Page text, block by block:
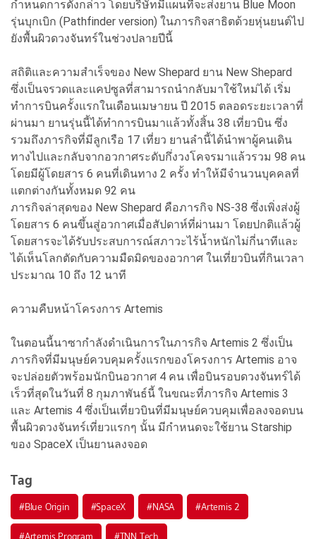
กำหนดการดังกล่าว โดยบริษัทมีแผนที่จะส่งยาน Blue Moon
รุ่นบุกเบิก (Pathfinder version) ในภารกิจสาธิตด้วยหุ่นยนต์ไป
ยังพื้นผิวดวงจันทร์ในช่วงปลายปีนี้
สถิติและความสำเร็จของ New Shepard ยาน New Shepard
ซึ่งเป็นจรวดและแคปซูลที่สามารถนำกลับมาใช้ใหม่ได้ เริ่ม
ทำการบินครั้งแรกในเดือนเมษายน ปี 2015 ตลอดระยะเวลาที่
ผ่านมา ยานรุ่นนี้ได้ทำการบินมาแล้วทั้งสิ้น 38 เที่ยวบิน ซึ่ง
รวมถึงภารกิจที่มีลูกเรือ 17 เที่ยว ยานลำนี้ได้นำพาผู้คนเดิน
ทางไปและกลับจากอวกาศระดับกึ่งวงโคจรมาแล้วรวม 98 คน
โดยมีผู้โดยสาร 6 คนที่เดินทาง 2 ครั้ง ทำให้มีจำนวนบุคคลที่
แตกต่างกันทั้งหมด 92 คน
ภารกิจล่าสุดของ New Shepard คือภารกิจ NS-38 ซึ่งเพิ่งส่งผู้
โดยสาร 6 คนขึ้นสู่อวกาศเมื่อสัปดาห์ที่ผ่านมา โดยปกติแล้วผู้
โดยสารจะได้รับประสบการณ์สภาวะไร้น้ำหนักไม่กี่นาทีและ
ได้เห็นโลกตัดกับความมืดมิดของอวกาศ ในเที่ยวบินที่กินเวลา
ประมาณ 10 ถึง 12 นาที
ความคืบหน้าโครงการ Artemis
ในตอนนี้นาซากำลังดำเนินการในภารกิจ Artemis 2 ซึ่งเป็น
ภารกิจที่มีมนุษย์ควบคุมครั้งแรกของโครงการ Artemis อาจ
จะปล่อยตัวพร้อมนักบินอวกาศ 4 คน เพื่อบินรอบดวงจันทร์ได้
เร็วที่สุดในวันที่ 8 กุมภาพันธ์นี้ ในขณะที่ภารกิจ Artemis 3
และ Artemis 4 ซึ่งเป็นเที่ยวบินที่มีมนุษย์ควบคุมเพื่อลงจอดบน
พื้นผิวดวงจันทร์เที่ยวแรกๆ นั้น มีกำหนดจะใช้ยาน Starship
ของ SpaceX เป็นยานลงจอด
Tag
#Blue Origin #SpaceX #NASA #Artemis 2
#Artemis Program #TNN Tech